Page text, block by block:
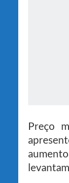
Preço